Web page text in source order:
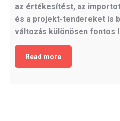
az értékesítést, az
és a projekt-tendereket is
változás különösen fontos
Read more